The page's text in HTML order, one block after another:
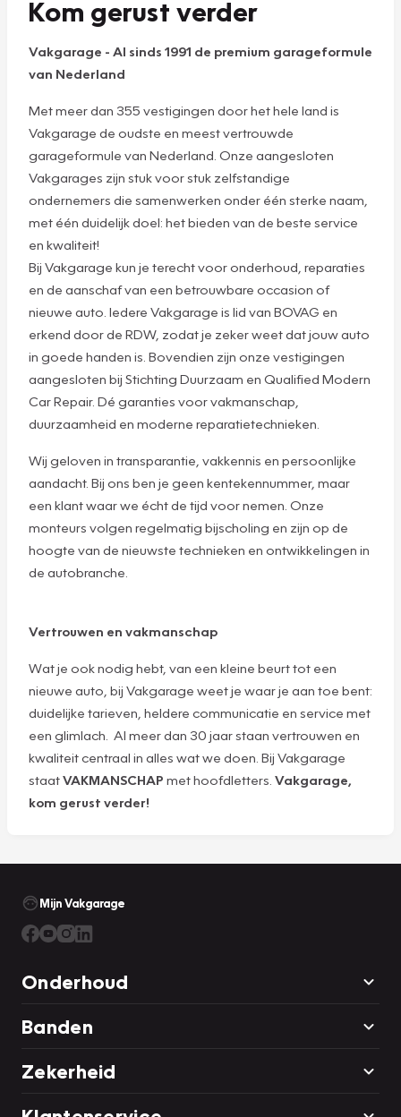
Kom gerust verder
Vakgarage - Al sinds 1991 de premium garageformule
van Nederland
Met meer dan 355 vestigingen door het hele land is
Vakgarage de oudste en meest vertrouwde
garageformule van Nederland. Onze aangesloten
Vakgarages zijn stuk voor stuk zelfstandige
ondernemers die samenwerken onder één sterke naam,
met één duidelijk doel: het bieden van de beste service
en kwaliteit!
Bij Vakgarage kun je terecht voor onderhoud, reparaties
en de aanschaf van een betrouwbare occasion of
nieuwe auto. Iedere Vakgarage is lid van BOVAG en
erkend door de RDW, zodat je zeker weet dat jouw auto
in goede handen is. Bovendien zijn onze vestigingen
aangesloten bij Stichting Duurzaam en Qualified Modern
Car Repair. Dé garanties voor vakmanschap,
duurzaamheid en moderne reparatietechnieken.
Wij geloven in transparantie, vakkennis en persoonlijke
aandacht. Bij ons ben je geen kentekennummer, maar
een klant waar we écht de tijd voor nemen. Onze
monteurs volgen regelmatig bijscholing en zijn op de
hoogte van de nieuwste technieken en ontwikkelingen in
de autobranche.
Vertrouwen en vakmanschap
Wat je ook nodig hebt, van een kleine beurt tot een
nieuwe auto, bij Vakgarage weet je waar je aan toe bent:
duidelijke tarieven, heldere communicatie en service met
een glimlach. Al meer dan 30 jaar staan vertrouwen en
kwaliteit centraal in alles wat we doen. Bij Vakgarage
staatVAKMANSCHAP met hoofdletters. Vakgarage,
kom gerust verder!
Mijn Vakgarage
Onderhoud
Banden
Zekerheid